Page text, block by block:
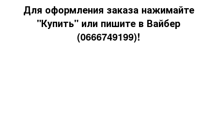
Для оформления заказа нажимайте
"Купить" или пишите в Вайбер
(0666749199)!